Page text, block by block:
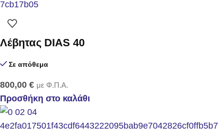
Λέβητας DIAS 40
Σε απόθεμα
800,00 € με Φ.Π.Α.
Προσθήκη στο καλάθι